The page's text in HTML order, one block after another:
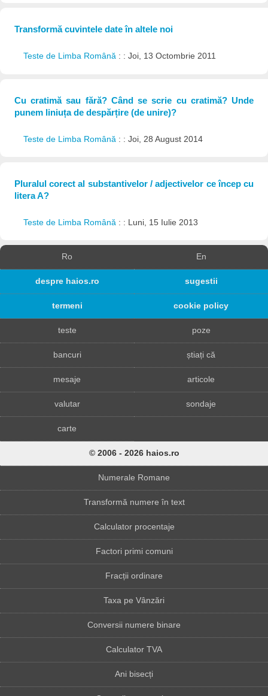
Transformă cuvintele date în altele noi
Teste de Limba Română : : Joi, 13 Octombrie 2011
Cu cratimă sau fără? Când se scrie cu cratimă? Unde
punem liniuța de despărțire (de unire)?
Teste de Limba Română : : Joi, 28 August 2014
Pluralul corect al substantivelor / adjectivelor ce încep cu
litera A?
Teste de Limba Română : : Luni, 15 Iulie 2013
Ro En
despre haios.ro sugestii
termeni cookie policy
teste poze
bancuri știați că
mesaje articole
valutar sondaje
carte
© 2006 - 2026 haios.ro
Numerale Romane
Transformă numere în text
Calculator procentaje
Factori primi comuni
Fracții ordinare
Taxa pe Vânzări
Conversii numere binare
Calculator TVA
Ani bisecți